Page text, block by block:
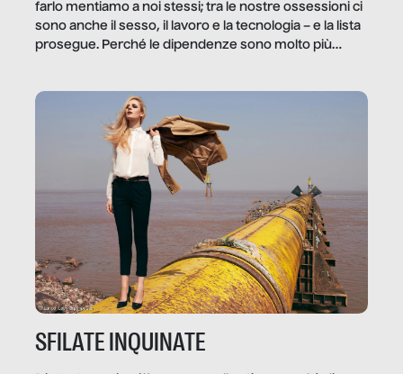
farlo mentiamo a noi stessi; tra le nostre ossessioni ci
sono anche il sesso, il lavoro e la tecnologia – e la lista
prosegue. Perché le dipendenze sono molto più
trae un guadagno. In questo reportage vediamo
quale e come.
SFILATE INQUINATE